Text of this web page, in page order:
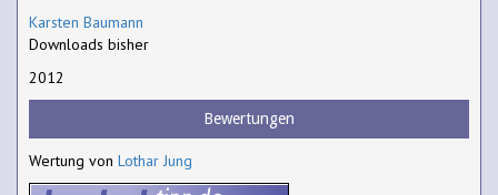
Karsten Baumann
Downloads bisher
2012
Bewertungen
Wertung von Lothar Jung